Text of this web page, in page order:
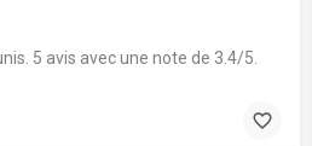
5 avis avec une note de 3.4/5.